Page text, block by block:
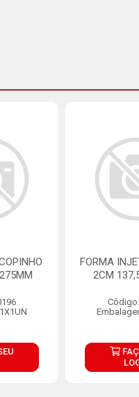
FORMA
2CM